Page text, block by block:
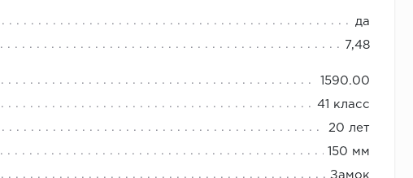
да
7,48
1590.00
41 класс
20 лет
150 мм
Замок